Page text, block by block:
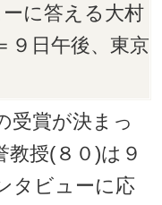
に答える大村
９日午後、東京
受賞が決まっ
教授(８０)は９
タビューに応